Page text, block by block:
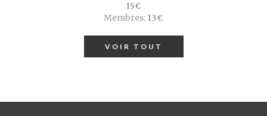
15€
Membres: 13€
VOIR TOUT